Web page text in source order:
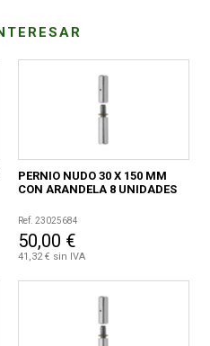
PERNIO NUDO 30 X 150 MM
CON ARANDELA 8 UNIDADES
Ref. 23025684
50,00 €
41,32 € sin IVA